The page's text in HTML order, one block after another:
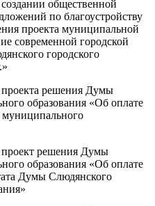
общественной
по благоустройству
проекта муниципальной
современной городской
городского
проекта решения Думы
образования «Об оплате
муниципального
проект решения Думы
образования «Об оплате
Думы Слюдянского